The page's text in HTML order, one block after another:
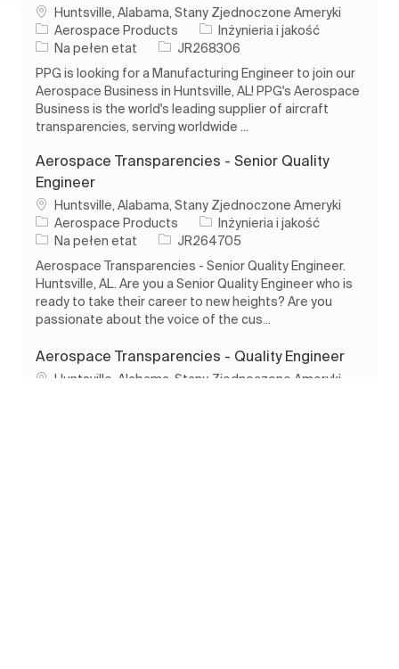
Lokalizacja
Huntsville, Alabama, Stany Zjednoczone Ameryki
Aerospace Products
Kategoria
Inżynieria i jakość
Rodzaj pracy
Na pełen etat Identyfikator zadania
JR268306
PPG is looking for a Manufacturing Engineer to join our
Aerospace Business in Huntsville, AL! PPG's Aerospace
Business is the world's leading supplier of aircraft
transparencies, serving worldwide ...
Aerospace Transparencies - Senior Quality
Engineer
Lokalizacja
Huntsville, Alabama, Stany Zjednoczone Ameryki
Aerospace Products
Kategoria
Inżynieria i jakość
Rodzaj pracy
Na pełen etat Identyfikator zadania
JR264705
Aerospace Transparencies - Senior Quality Engineer.
Huntsville, AL. Are you a Senior Quality Engineer who is
ready to take their career to new heights? Are you
passionate about the voice of the cus...
Aerospace Transparencies - Quality Engineer
Lokalizacja
Huntsville, Alabama, Stany Zjednoczone Ameryki